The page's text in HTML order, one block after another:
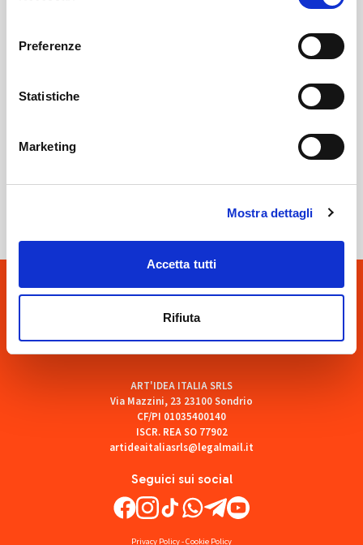
Preferenze
Statistiche
Marketing
Mostra dettagli
Accetta tutti
Rifiuta
SOF Società Onoranze Funebri
Seguici sui social
ART'IDEA ITALIA SRLS
Via Mazzini, 23 23100 Sondrio
CF/PI 01035400140
ISCR. REA SO 77902
artideaitaliasrls@legalmail.it
Privacy Policy-Cookie Policy